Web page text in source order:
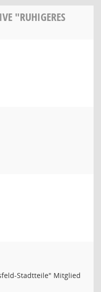
"RUHIGERES
Stadtteile" Mitglied